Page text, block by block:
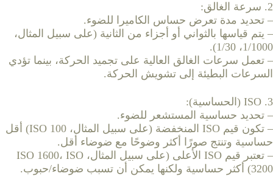
2. سرعة الغالق:
– تحديد مدة تعرض حساس الكاميرا للضوء.
– يتم قياسها بالثواني أو أجزاء من الثانية (على سبيل المثال،
1/1000، 1/30).
– تعمل سرعات الغالق العالية على تجميد الحركة، بينما تؤدي
السرعات البطيئة إلى تشويش الحركة.
3. ISO (الحساسية):
– تحديد حساسية المستشعر للضوء.
– تكون قيم ISO المنخفضة (على سبيل المثال، ISO 100) أقل
حساسية وتنتج صورًا أكثر وضوحًا مع ضوضاء أقل.
– تعتبر قيم ISO الأعلى (على سبيل المثال، ISO 1600، ISO
3200) أكثر حساسية ولكنها يمكن أن تسبب ضوضاء/حبوب.